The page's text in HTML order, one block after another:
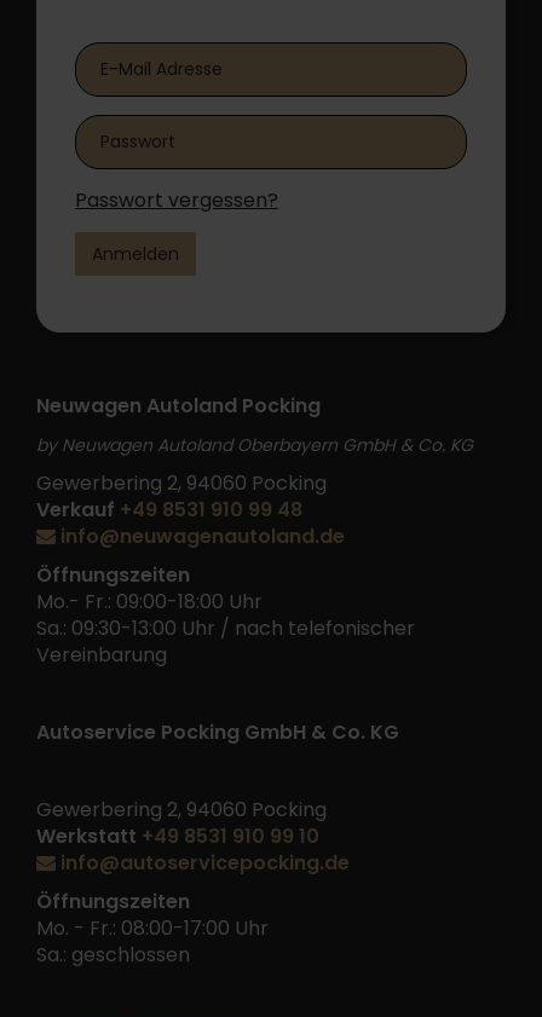
Passwort vergessen?
Anmelden
Neuwagen Autoland Pocking
by Neuwagen Autoland Oberbayern GmbH & Co. KG
Gewerbering 2, 94060 Pocking
Verkauf +49 8531 910 99 48
info@neuwagenautoland.de
Öffnungszeiten
Mo.- Fr.: 09:00-18:00 Uhr
Sa.: 09:30-13:00 Uhr / nach telefonischer
Vereinbarung
Autoservice Pocking GmbH & Co. KG
Gewerbering 2, 94060 Pocking
Werkstatt +49 8531 910 99 10
info@autoservicepocking.de
Öffnungszeiten
Mo. - Fr.: 08:00-17:00 Uhr
Sa.: geschlossen